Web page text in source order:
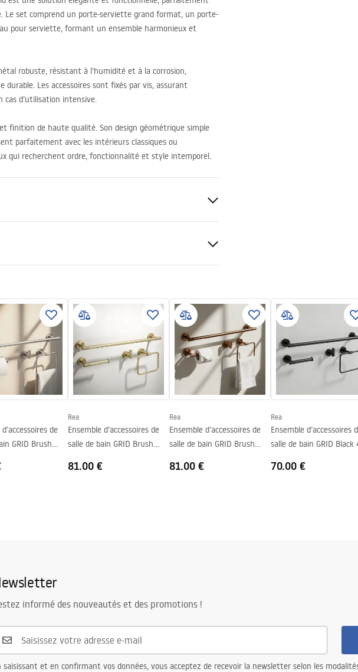
Le set comprend un porte-serviette grand format, un porte-
pour serviette, formant un ensemble harmonieux et
robuste, résistant à l’humidité et à la corrosion,
Les accessoires sont fixés par vis, assurant
d’utilisation intensive.
finition de haute qualité. Son design géométrique simple
parfaitement avec les intérieurs classiques ou
qui recherchent ordre, fonctionnalité et style intemporel.
À visser
24 mois
_24.pdf
de
GRID Brush
Rea
Ensemble d’accessoires de
salle de bain GRID Brush
81.00 €
Rea
Ensemble d’accessoires de
salle de bain GRID Brush
81.00 €
Rea
Ensemble d’accessoires
salle de bain GRID Black
70.00 €
informé des nouveautés et des promotions !
saisissant et en confirmant vos données, vous acceptez de recevoir la newsletter selon les